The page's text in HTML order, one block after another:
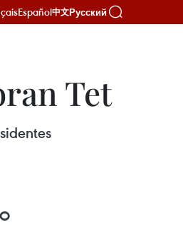
Español中文Русский
Tet